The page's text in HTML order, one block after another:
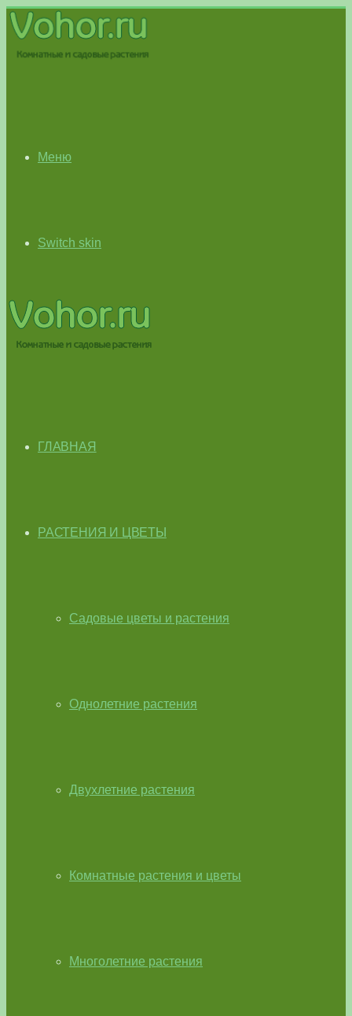
Меню
Switch skin
ГЛАВНАЯ
РАСТЕНИЯ И ЦВЕТЫ
Садовые цветы и растения
Однолетние растения
Двухлетние растения
Комнатные растения и цветы
Многолетние растения